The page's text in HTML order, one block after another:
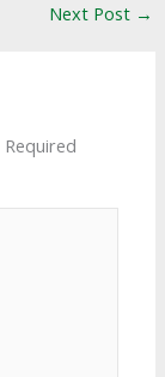
Next Post →
Required